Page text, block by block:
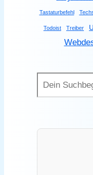
Tastaturbefehl
Todoist Treiber